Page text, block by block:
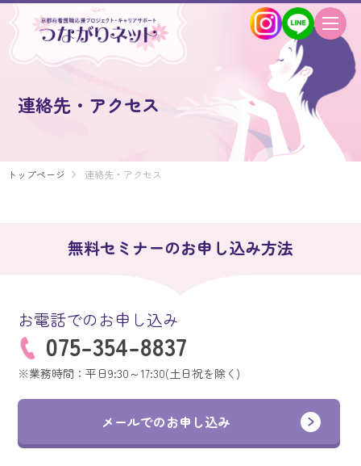
連絡先・アクセス
トップページ 連絡先・アクセス
無料セミナーのお申し込み方法
お電話でのお申し込み
075-354-8837
業務時間：平日9:30～17:30(土日祝を除く)
メールでのお申し込み